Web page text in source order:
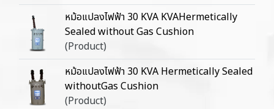
หม้อแปลงไฟฟ้า 30 KVA KVAHermetically
Sealed without Gas Cushion
(Product)
หม้อแปลงไฟฟ้า 30 KVA Hermetically Sealed
withoutGas Cushion
(Product)